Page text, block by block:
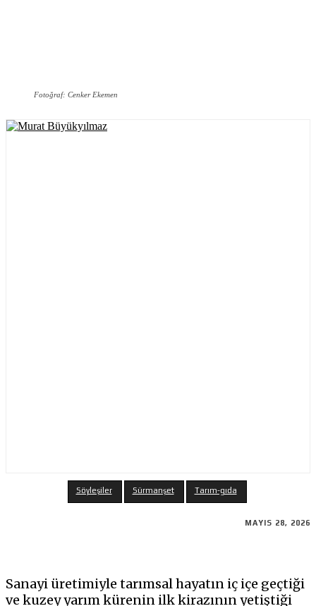
Fotoğraf: Cenker Ekemen
Söyleşiler Sürmanşet Tarım-gıda
MAYIS 28, 2026
Sanayi üretimiyle tarımsal hayatın iç içe geçtiği
ve kuzey yarım kürenin ilk kirazının yetiştiği